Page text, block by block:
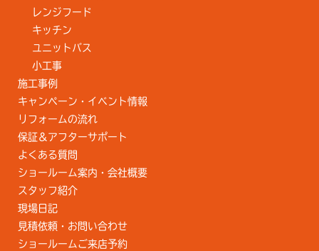
レンジフード
キッチン
ユニットバス
小工事
施工事例
キャンペーン・イベント情報
リフォームの流れ
保証＆アフターサポート
よくある質問
ショールーム案内・会社概要
スタッフ紹介
現場日記
見積依頼・お問い合わせ
ショールームご来店予約